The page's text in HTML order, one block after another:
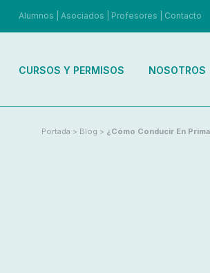
Alumnos Asociados Profesores Contacto
CURSOS Y PERMISOS NOSOTROS
Portada > Blog > ¿Cómo Conducir En